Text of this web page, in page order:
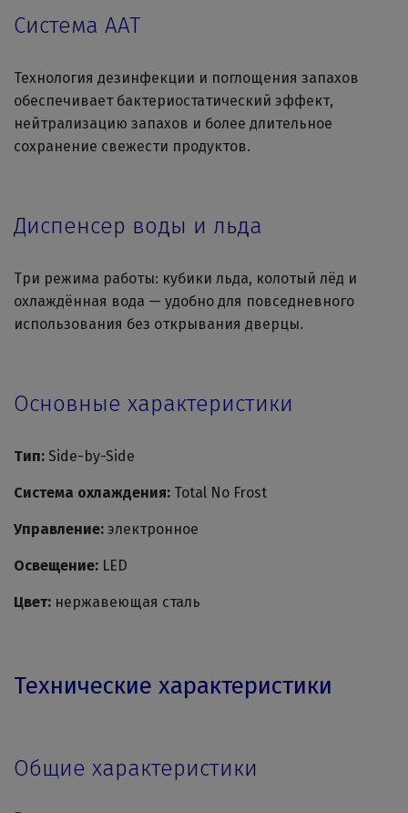
Система AAT
Технология дезинфекции и поглощения запахов
обеспечивает бактериостатический эффект,
нейтрализацию запахов и более длительное
сохранение свежести продуктов.
Диспенсер воды и льда
Три режима работы: кубики льда, колотый лёд и
охлаждённая вода — удобно для повседневного
использования без открывания дверцы.
Основные характеристики
Тип: Side-by-Side
Система охлаждения: Total No Frost
Управление: электронное
Освещение: LED
Цвет: нержавеющая сталь
Технические характеристики
Общие характеристики